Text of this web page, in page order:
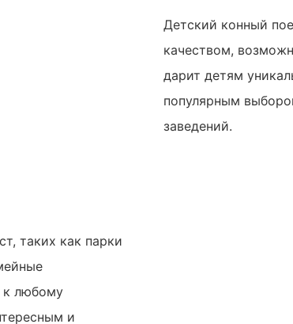
Детский конный
качеством,
дарит детям
популярным
заведений.
таких как парки
к любому
и